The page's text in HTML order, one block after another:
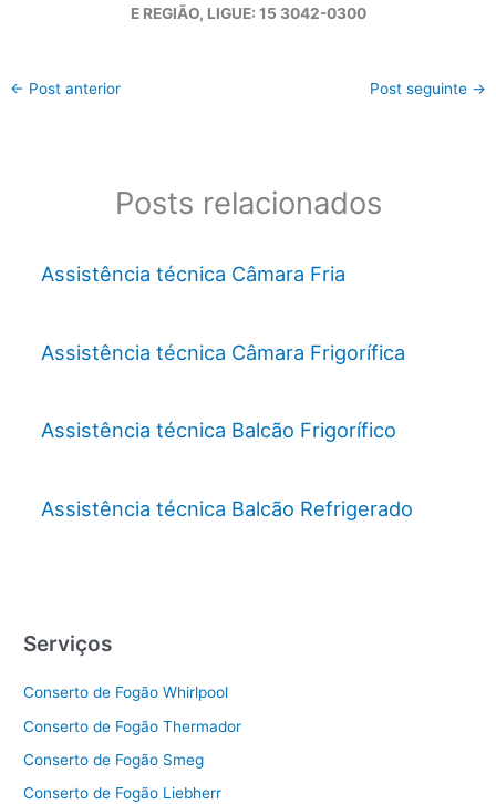
E REGIÃO, LIGUE: 15 3042-0300
← Post anterior Post seguinte →
Posts relacionados
Assistência técnica Câmara Fria
Assistência técnica Câmara Frigorífica
Assistência técnica Balcão Frigorífico
Assistência técnica Balcão Refrigerado
Serviços
Conserto de Fogão Whirlpool
Conserto de Fogão Thermador
Conserto de Fogão Smeg
Conserto de Fogão Liebherr